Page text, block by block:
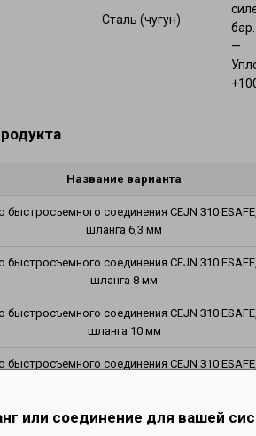
Тормозные шланги и наконечники
Автомобильные шланги и
Сталь (чугун)
—
Название варианта
быстросъемного соединения CEJN 310
шланга 6,3 мм
быстросъемного соединения CEJN 310
шланга 8 мм
быстросъемного соединения CEJN 310
шланга 10 мм
быстросъемного соединения CEJN 310
быстросъемного соединения CEJN 310
или соединение для вашей